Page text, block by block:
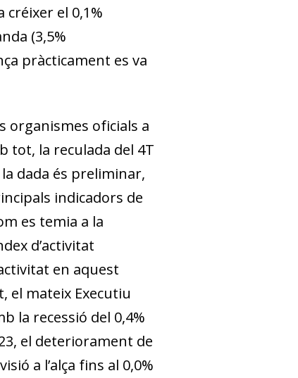
el 0,1%
(3,5%
pràcticament es va
organismes oficials a
tot, la reculada del 4T
dada és preliminar,
indicadors de
es temia a la
d’activitat
en aquest
el mateix Executiu
la recessió del 0,4%
el deteriorament de
a l’alça fins al 0,0%